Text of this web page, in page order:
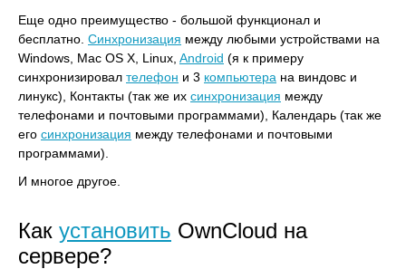
Еще одно преимущество - большой функционал и
бесплатно. Синхронизация между любыми устройствами на
Windows, Mac OS X, Linux, Android (я к примеру
синхронизировал телефон и 3 компьютера на виндовс и
линукс), Контакты (так же их синхронизация между
телефонами и почтовыми программами), Календарь (так же
его синхронизация между телефонами и почтовыми
программами).
И многое другое.
Как установить OwnCloud на
сервере?